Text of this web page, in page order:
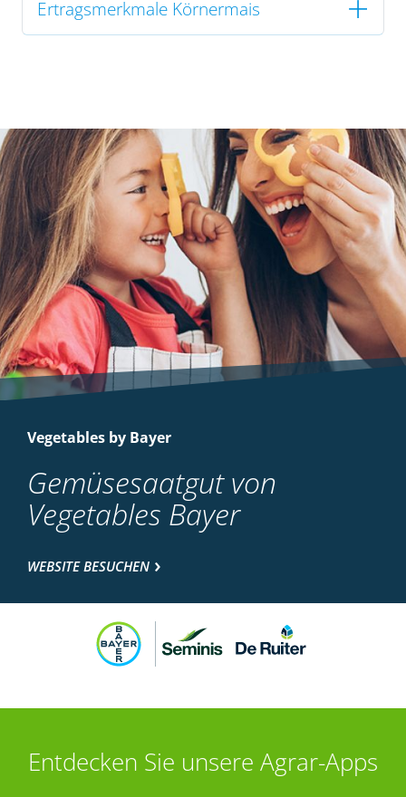
Ertragsmerkmale Körnermais
Vegetables by Bayer
Gemüsesaatgut von
Vegetables Bayer
WEBSITE BESUCHEN
Entdecken Sie unsere Agrar-Apps